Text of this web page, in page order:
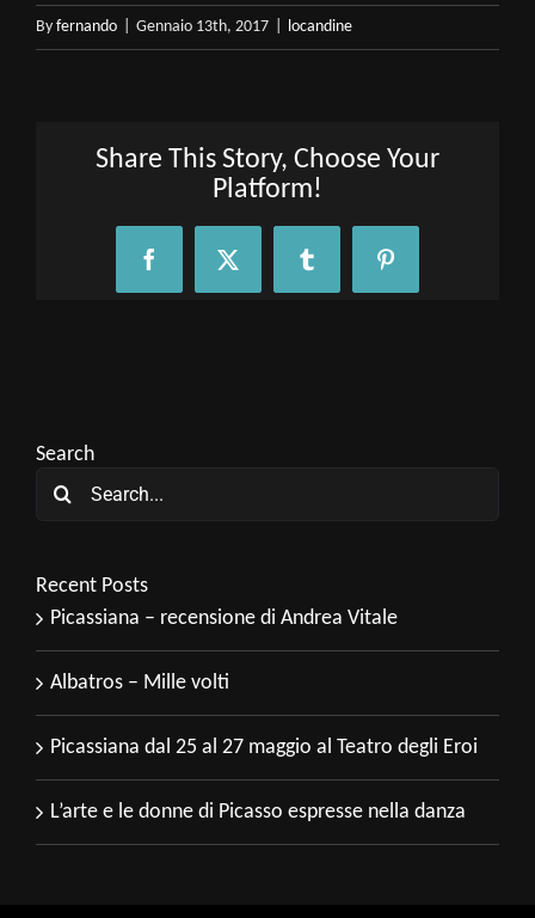
By fernando Gennaio 13th, 2017 locandine
Share This Story, Choose Your
Platform!
FacebookX Tumblr Pinterest
Search
Search
Recent Posts
Picassiana – recensione di Andrea Vitale
Albatros – Mille volti
Picassiana dal 25 al 27 maggio al Teatro degli Eroi
L’arte e le donne di Picasso espresse nella danza